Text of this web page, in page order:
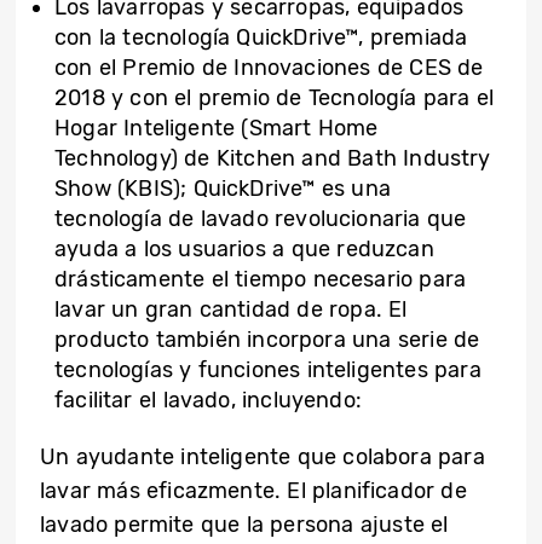
Los lavarropas y secarropas, equipados
con la tecnología QuickDrive™, premiada
con el Premio de Innovaciones de CES de
2018 y con el premio de Tecnología para el
Hogar Inteligente (Smart Home
Technology) de Kitchen and Bath Industry
Show (KBIS); QuickDrive™ es una
tecnología de lavado revolucionaria que
ayuda a los usuarios a que reduzcan
drásticamente el tiempo necesario para
lavar un gran cantidad de ropa. El
producto también incorpora una serie de
tecnologías y funciones inteligentes para
facilitar el lavado, incluyendo:
Un ayudante inteligente que colabora para
lavar más eficazmente. El planificador de
lavado permite que la persona ajuste el